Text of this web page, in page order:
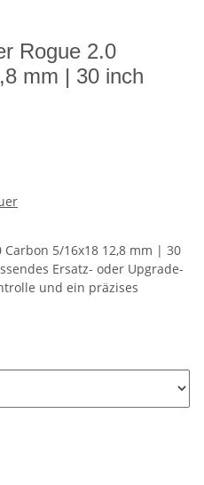
Rogue 2.0
mm | 30 inch
Carbon 5/16x18 12,8 mm | 30
Ersatz- oder Upgrade-
und ein präzises